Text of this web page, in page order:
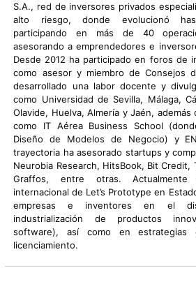
S.A., red de inversores privados
alto riesgo, donde evolucionó
participando en más de 40
asesorando a emprendedores e
Desde 2012 ha participado en foros de
como asesor y miembro de Consejos
desarrollado una labor docente y
como Universidad de Sevilla, Málaga,
Olavide, Huelva, Almería y Jaén,
como IT Aérea Business School
Diseño de Modelos de Negocio) y
trayectoria ha asesorado startups y
Neurobia Research, HitsBook, Bit Credit,
Graffos, entre otras.
internacional de Let’s Prototype en
empresas e inventores en el
industrialización de productos
software), así como en estrategias
licenciamiento.